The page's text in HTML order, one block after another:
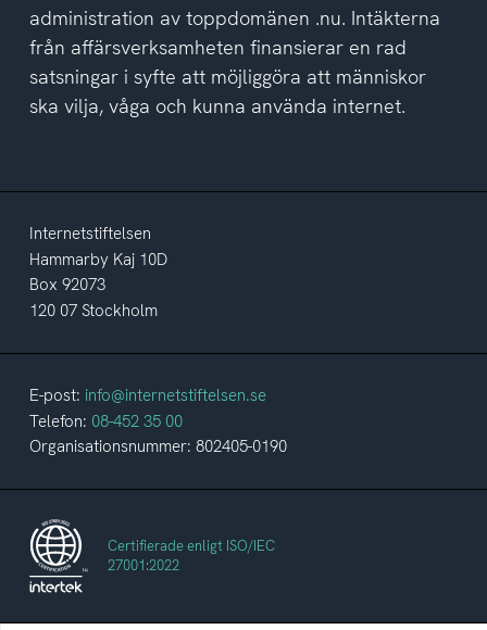
administration av toppdomänen .nu. Intäkterna
från affärsverksamheten finansierar en rad
satsningar i syfte att möjliggöra att människor
ska vilja, våga och kunna använda internet.
Internetstiftelsen
Hammarby Kaj 10D
Box 92073
120 07 Stockholm
E-post: info@internetstiftelsen.se
Telefon: 08-452 35 00
Organisationsnummer: 802405-0190
Certifierade enligt ISO/IEC
27001:2022